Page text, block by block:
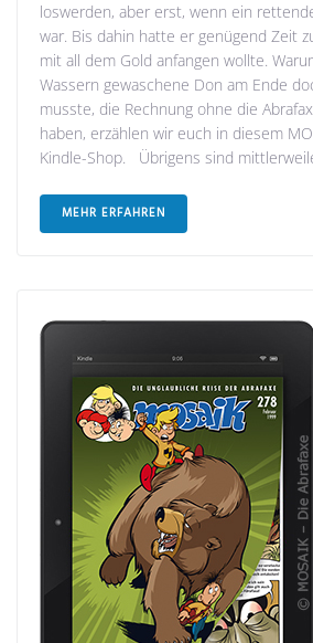
loswerden, aber erst, wenn ein
war. Bis dahin hatte er genügend Zeit
mit all dem Gold anfangen wollte.
Wassern gewaschene Don am Ende
musste, die Rechnung ohne die
haben, erzählen wir euch in diesem
Kindle-Shop. Übrigens sind
MEHR ERFAHREN